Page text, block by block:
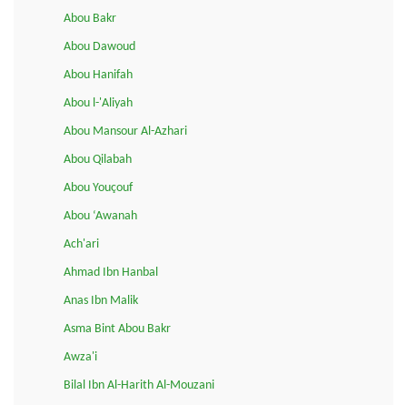
Abou Bakr
Abou Dawoud
Abou Hanifah
Abou l-'Aliyah
Abou Mansour Al-Azhari
Abou Qilabah
Abou Youçouf
Abou ‘Awanah
Ach'ari
Ahmad Ibn Hanbal
Anas Ibn Malik
Asma Bint Abou Bakr
Awza'i
Bilal Ibn Al-Harith Al-Mouzani